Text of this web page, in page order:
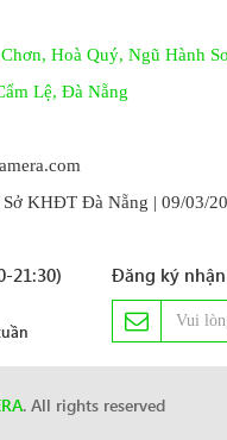
Hoà Quý, Ngũ Hành
Lệ, Đà Nẵng
KHĐT Đà Nẵng | 09/03/
21:30) Đăng ký
. All rights reserved